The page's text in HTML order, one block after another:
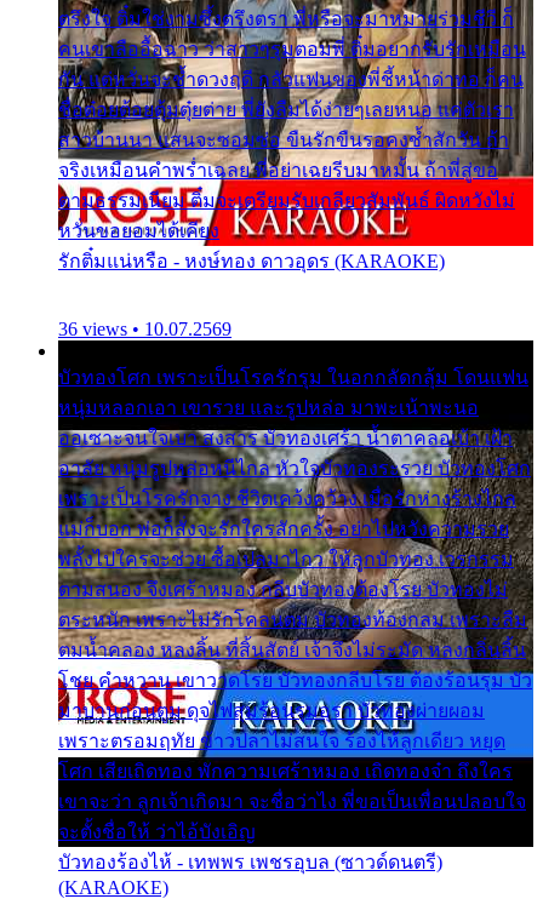
ตรึงใจ ติ๋มใช่งามซึ้งตรึงตรา พี่หรือจะมาหมายร่วมชีวี ก็
คนเขาลืออื้อฉาว ว่าสาวๆรุมตอมพี่ ติ๋มอยากรับรักเหมือน
กัน แต่หวั่นจะช้ำดวงฤดี กลัวแฟนของพี่ชี้หน้าด่าทอ ก็คน
ชื่อต๋อยต้อยตุ้มตุ๋ยต่าย พี่ยังลืมได้ง่ายๆเลยหนอ แค่ตัวเรา
สาวบ้านนา แสนจะซอมซ่อ ขืนรักขืนรอคงช้ำสักวัน ถ้า
จริงเหมือนคำพร่ำเฉลย พี่อย่าเฉยรีบมาหมั้น ถ้าพี่สู่ขอ
ตามธรรมเนียม ติ๋มจะเตรียมรับเกลียวสัมพันธ์ ผิดหวังไม่
หวั่นขอยอมได้เคียง
รักติ๋มแน่หรือ - หงษ์ทอง ดาวอุดร (KARAOKE)
36 views • 10.07.2569
บัวทองโศก เพราะเป็นโรครักรุม ในอกกลัดกลุ้ม โดนแฟน
หนุ่มหลอกเอา เขารวย และรูปหล่อ มาพะเน้าพะนอ
ออเซาะจนใจเบา สงสาร บัวทองเศร้า น้ำตาคลอเบ้า เฝ้า
อาลัย หนุ่มรูปหล่อหนีไกล หัวใจบัวทองระรวย บัวทองโศก
เพราะเป็นโรครักจาง ชีวิตเคว้งคว้าง เมื่อรักห่างร้างไกล
แม่ก็บอก พ่อก็สั่งจะรักใครสักครั้ง อย่าไปหวังความรวย
พลั้งไปใครจะช่วย ซื้อเปลมาไกว ให้ลูกบัวทอง เวรกรรม
ตามสนอง จึงเศร้าหมอง กลีบบัวทองต้องโรย บัวทองไม่
ตระหนัก เพราะไม่รักโคลนตม บัวทองท้องกลม เพราะลืม
ตมน้ำคลอง หลงลิ้น ที่สิ้นสัตย์ เจ้าจึงไม่ระมัด หลงกลิ่นลิ้น
โชย คำหวาน เขาวาดโรย บัวทองกลีบโรย ต้องร้อนรุม บัว
มาบานก่อนตูม ดุจไฟสุมร้อนรุมอุรา บัวทองผ่ายผอม
เพราะตรอมฤทัย ข้าวปลาไม่สนใจ ร้องไห้ลูกเดียว หยุด
โศก เสียเถิดทอง พักความเศร้าหมอง เถิดทองจ๋า ถึงใคร
เขาจะว่า ลูกเจ้าเกิดมา จะชื่อว่าไง พี่ขอเป็นเพื่อนปลอบใจ
จะตั้งชื่อให้ ว่าไอ้บังเอิญ
บัวทองร้องไห้ - เทพพร เพชรอุบล (ซาวด์ดนตรี)
(KARAOKE)